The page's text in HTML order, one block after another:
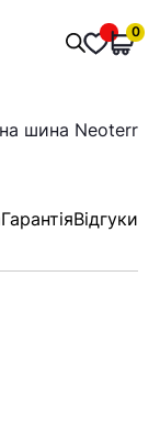
Пошук
товарів
0
шина Neoterra
ГарантіяВідгуки